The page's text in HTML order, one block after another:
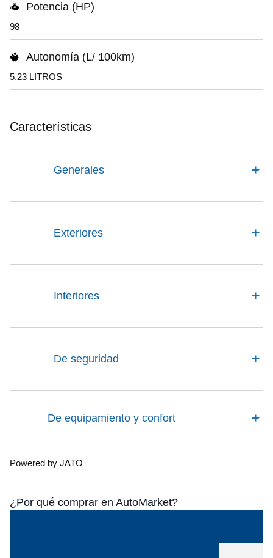
Potencia (HP)
98
Autonomía (L/ 100km)
5.23 LITROS
Características
Generales
Exteriores
Interiores
De seguridad
De equipamiento y confort
Powered by JATO
¿Por qué comprar en AutoMarket?